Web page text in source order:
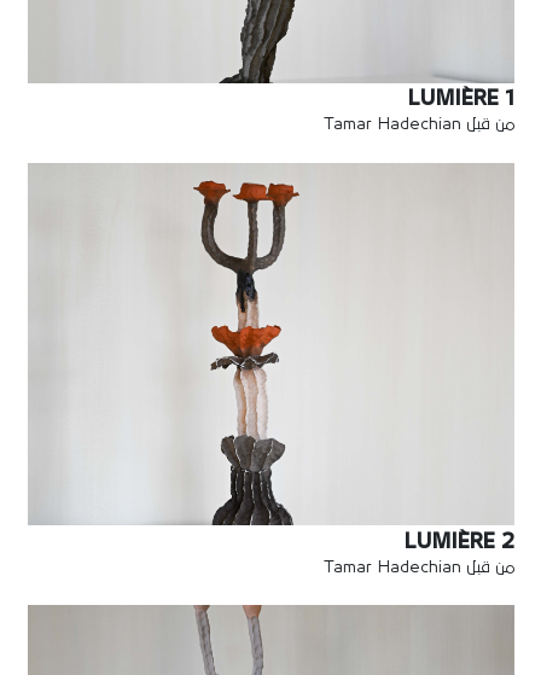
LUMIÈRE 1
من قبل Tamar Hadechian
LUMIÈRE 2
من قبل Tamar Hadechian